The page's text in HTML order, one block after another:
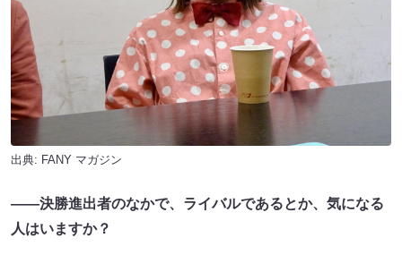
出典: FANY マガジン
――決勝進出者のなかで、ライバルであるとか、気になる
人はいますか？